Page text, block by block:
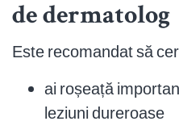
de dermatolog
Este recomandat să
ai roșeață
leziuni dureroase